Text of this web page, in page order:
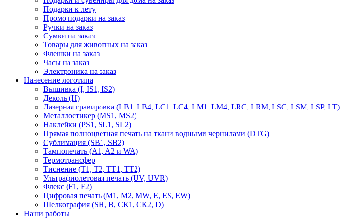
Подарки к лету
Промо подарки на заказ
Ручки на заказ
Сумки на заказ
Товары для животных на заказ
Флешки на заказ
Часы на заказ
Электроника на заказ
Нанесение логотипа
Вышивка (I, IS1, IS2)
Деколь (H)
Лазерная гравировка (LB1–LB4, LC1–LC4, LM1–LM4, LRC, LRM, LSC, LSM, LSP, LT)
Металлостикер (MS1, MS2)
Наклейки (PS1, SL1, SL2)
Прямая полноцветная печать на ткани водными чернилами (DTG)
Сублимация (SB1, SB2)
Тампопечать (A1, A2 и WA)
Термотрансфер
Тиснение (Т1, Т2, ТT1, ТT2)
Ультрафиолетовая печать (UV, UVR)
Флекс (F1, F2)
Цифровая печать (M1, M2, MW, E, ES, EW)
Шелкография (SH, В, СК1, СК2, D)
Наши работы